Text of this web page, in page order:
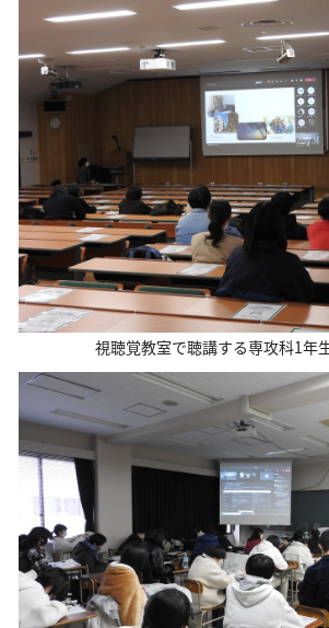
交通アクセス お問い合わせ
視聴覚教室で聴講する専攻科1年